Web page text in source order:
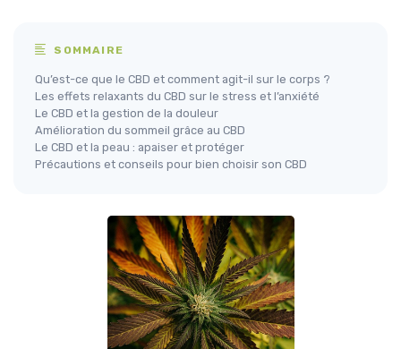
SOMMAIRE
Qu’est-ce que le CBD et comment agit-il sur le corps ?
Les effets relaxants du CBD sur le stress et l’anxiété
Le CBD et la gestion de la douleur
Amélioration du sommeil grâce au CBD
Le CBD et la peau : apaiser et protéger
Précautions et conseils pour bien choisir son CBD